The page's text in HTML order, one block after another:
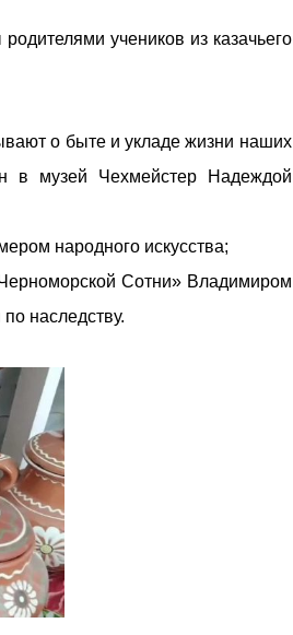
учеников из казачьего
о быте и укладе жизни наших
в музей Чехмейстер Надеждой
народного искусства;
Сотни» Владимиром
наследству.